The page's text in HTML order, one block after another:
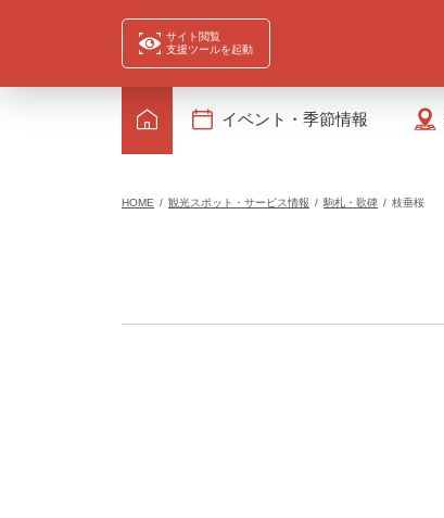
サイト閲覧
支援ツールを起動
イベント・季節情報
HOME 観光スポット・サービス情報 駒札・歌碑 枝垂桜